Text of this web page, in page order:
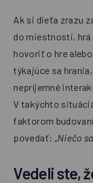
Ak si dieťa zrazu
do miestnosti, hrá
hovoriť o hre
týkajúce sa
nepríjemné
V takýchto
faktorom
povedať: „Niečo
Vedeli ste,